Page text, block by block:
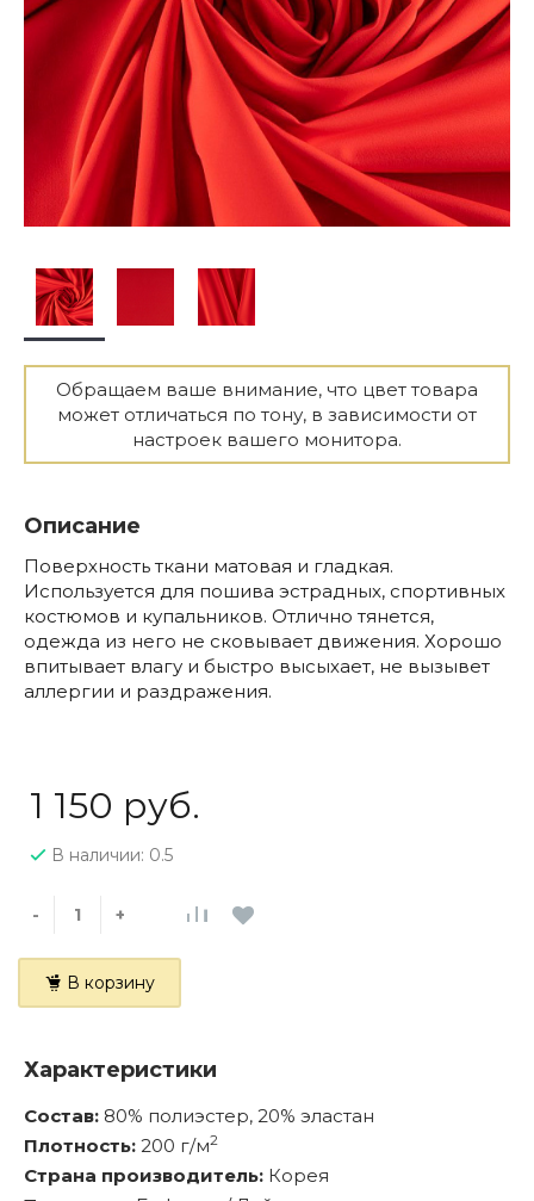
Обращаем ваше внимание, что цвет товара
может отличаться по тону, в зависимости от
настроек вашего монитора.
Описание
Поверхность ткани матовая и гладкая.
Используется для пошива эстрадных, спортивных
костюмов и купальников. Отлично тянется,
одежда из него не сковывает движения. Хорошо
впитывает влагу и быстро высыхает, не вызывет
аллергии и раздражения.
1 150 руб.
В наличии: 0.5
- +
В корзину
Характеристики
Состав: 80% полиэстер, 20% эластан
Плотность: 200 г/м2
Страна производитель: Корея